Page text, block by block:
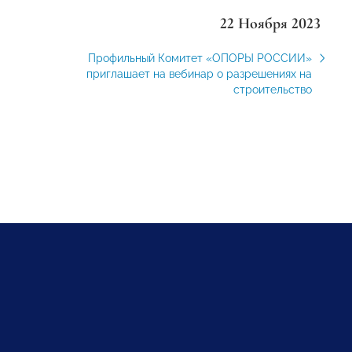
22 Ноября 2023
Профильный Комитет «ОПОРЫ РОССИИ»
приглашает на вебинар о разрешениях на
строительство